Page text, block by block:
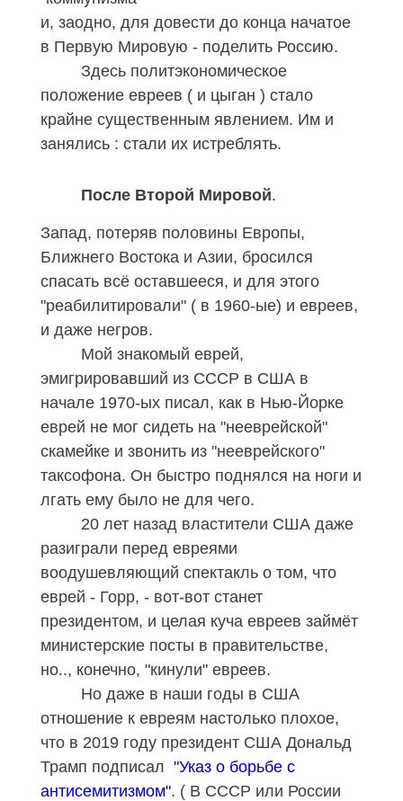
и, заодно, для довести до конца начатое
в Первую Мировую - поделить Россию.
Здесь политэкономическое
положение евреев ( и цыган ) стало
крайне существенным явлением. Им и
занялись : стали их истреблять.
После Второй Мировой.
Запад, потеряв половины Европы,
Ближнего Востока и Азии, бросился
спасать всё оставшееся, и для этого
"реабилитировали" ( в 1960-ые) и евреев,
и даже негров.
Мой знакомый еврей,
эмигрировавший из СССР в США в
начале 1970-ых писал, как в Нью-Йорке
еврей не мог сидеть на "нееврейской"
скамейке и звонить из "нееврейского"
таксофона. Он быстро поднялся на ноги и
лгать ему было не для чего.
20 лет назад властители США даже
разиграли перед евреями
воодушевляющий спектакль о том, что
еврей - Горр, - вот-вот станет
президентом, и целая куча евреев займёт
министерские посты в правительстве,
но.., конечно, "кинули" евреев.
Но даже в наши годы в США
отношение к евреям настолько плохое,
что в 2019 году президент США Дональд
Трамп подписал "Указ о борьбе с
антисемитизмом". ( В СССР или России